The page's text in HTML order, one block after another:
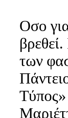
Οσο
των